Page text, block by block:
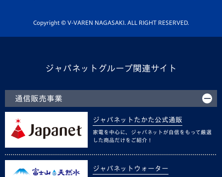
ホームタウン活動
Copyright © V-VAREN NAGASAKI. ALL RIGHT RESERVED.
ジャパネットグループ関連サイト
通信販売事業
ジャパネットたかた公式通販
家電を中心に、ジャパネットが自信をもって厳選
した商品だけをご紹介！
ジャパネットウォーター